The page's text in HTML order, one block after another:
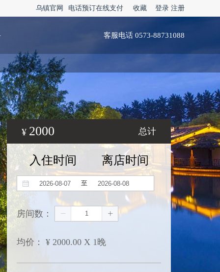
乌镇官网 电话预订在线支付 收藏 登录 注册
客服电话 0573-88731088
总计
¥ 2000
入住时间 离店时间
至
房间数：
均价： ¥ 2000.00 X 1晚